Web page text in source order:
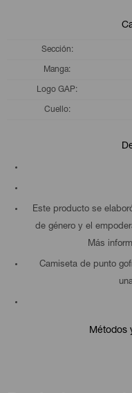
Sección
Manga
Logo GAP
Cuello
Este producto se
de género y el
Más
Camiseta de punto
Métodos